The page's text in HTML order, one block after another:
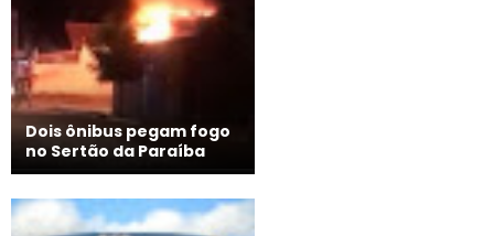
Dois ônibus pegam fogo
no Sertão da Paraíba